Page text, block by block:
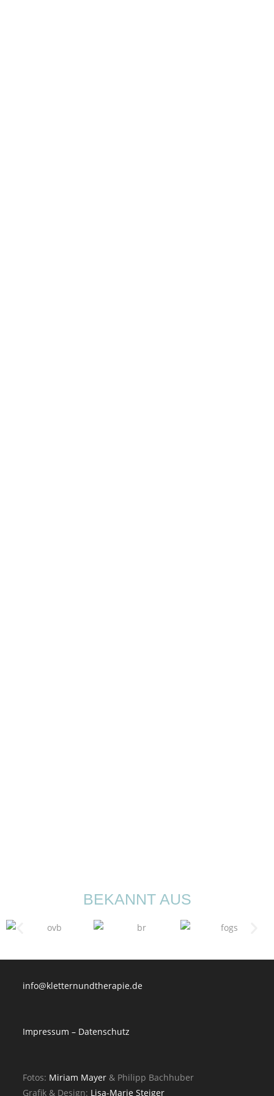
BEKANNT AUS
info@kletternundtherapie.de
Impressum – Datenschutz
Fotos: Miriam Mayer & Philipp Bachhuber
Grafik & Design: Lisa-Marie Steiger